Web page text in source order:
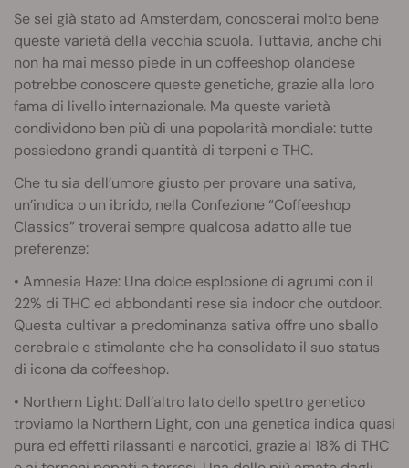
Se sei già stato ad Amsterdam, conoscerai molto bene
queste varietà della vecchia scuola. Tuttavia, anche chi
non ha mai messo piede in un coffeeshop olandese
potrebbe conoscere queste genetiche, grazie alla loro
fama di livello internazionale. Ma queste varietà
condividono ben più di una popolarità mondiale: tutte
possiedono grandi quantità di terpeni e THC.
Che tu sia dell’umore giusto per provare una sativa,
un’indica o un ibrido, nella Confezione “Coffeeshop
Classics” troverai sempre qualcosa adatto alle tue
preferenze:
• Amnesia Haze: Una dolce esplosione di agrumi con il
22% di THC ed abbondanti rese sia indoor che outdoor.
Questa cultivar a predominanza sativa offre uno sballo
cerebrale e stimolante che ha consolidato il suo status
di icona da coffeeshop.
• Northern Light: Dall’altro lato dello spettro genetico
troviamo la Northern Light, con una genetica indica quasi
pura ed effetti rilassanti e narcotici, grazie al 18% di THC